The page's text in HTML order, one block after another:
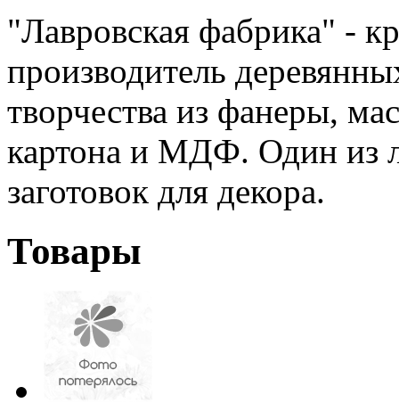
"Лавровская фабрика" -
производитель
творчества из фанеры,
картона и МДФ. Один из
заготовок для декора.
Товары